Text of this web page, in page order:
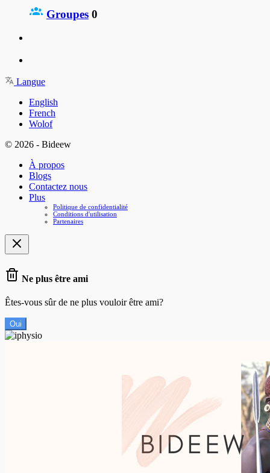
Groupes 0
Langue
English
French
Wolof
© 2026 - Bideew
À propos
Blogs
Contactez nous
Plus
Politique de confidentialité
Conditions d'utilisation
Partenaires
Ne plus être ami
Êtes-vous sûr de ne plus vouloir être ami?
Oui